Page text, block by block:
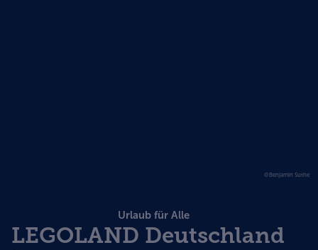
©Benjamin Suthe
Urlaub für Alle
LEGOLAND Deutschland